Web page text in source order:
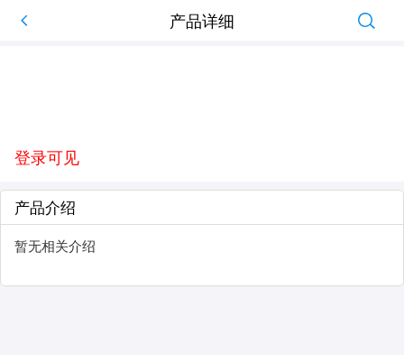
产品详细
登录可见
产品介绍
暂无相关介绍